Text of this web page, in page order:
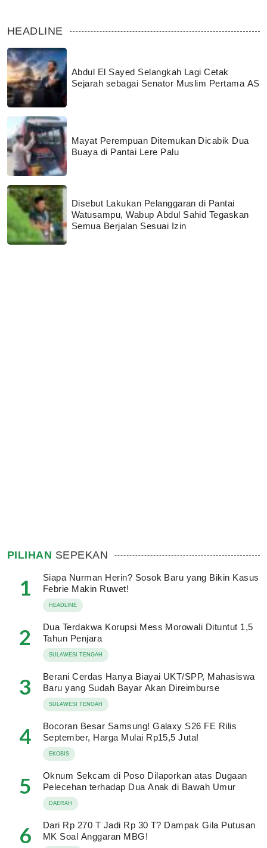
HEADLINE
Abdul El Sayed Selangkah Lagi Cetak
Sejarah sebagai Senator Muslim Pertama AS
Mayat Perempuan Ditemukan Dicabik Dua
Buaya di Pantai Lere Palu
Disebut Lakukan Pelanggaran di Pantai
Watusampu, Wabup Abdul Sahid Tegaskan
Semua Berjalan Sesuai Izin
PILIHAN SEPEKAN
1
Siapa Nurman Herin? Sosok Baru yang Bikin Kasus
Febrie Makin Ruwet!
HEADLINE
2
Dua Terdakwa Korupsi Mess Morowali Dituntut 1,5
Tahun Penjara
SULAWESI TENGAH
3
Berani Cerdas Hanya Biayai UKT/SPP, Mahasiswa
Baru yang Sudah Bayar Akan Direimburse
SULAWESI TENGAH
4
Bocoran Besar Samsung! Galaxy S26 FE Rilis
September, Harga Mulai Rp15,5 Juta!
EKOBIS
5
Oknum Sekcam di Poso Dilaporkan atas Dugaan
Pelecehan terhadap Dua Anak di Bawah Umur
DAERAH
6
Dari Rp 270 T Jadi Rp 30 T? Dampak Gila Putusan
MK Soal Anggaran MBG!